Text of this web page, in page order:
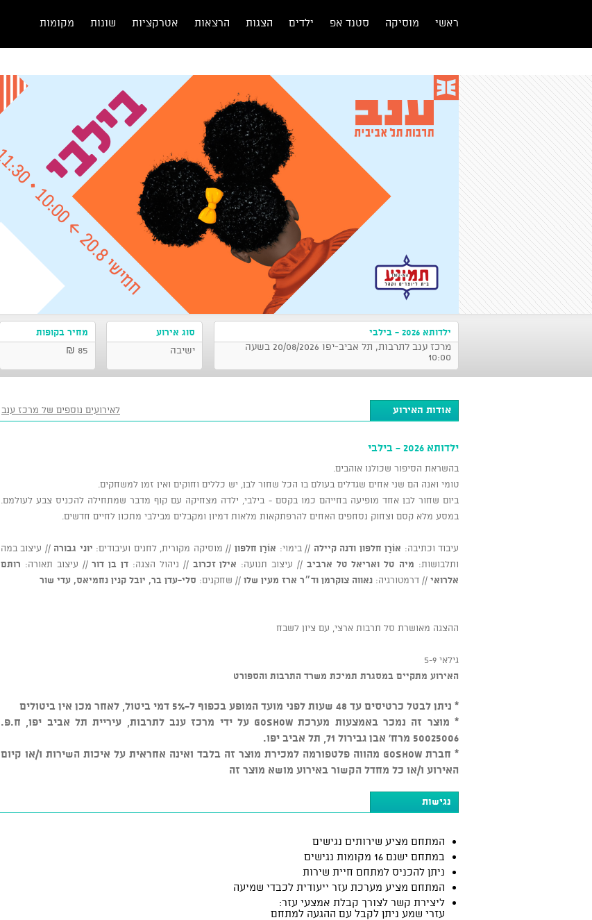
ראשי מוסיקה סטנד אפ ילדים הצגות הרצאות אטרקציות שונות מקומות
ילדותא 2026 - בילבי
מרכז ענב לתרבות, תל אביב-יפו 20/08/2026 בשעה
10:00
סוג אירוע
ישיבה
מחיר בקופות
85 ₪
אודות האירוע לאירועים נוספים של מרכז ענב
ילדותא 2026 - בילבי
בהשראת הסיפור שכולנו אוהבים.
טומי ואנה הם שני אחים שגדלים בעולם בו הכל שחור לבן, יש כללים וחוקים ואין זמן למשחקים.
ביום שחור לבן אחד מופיעה בחייהם כמו בקסם - בילבי, ילדה מצחיקה עם קוף מדבר שמתחילה להכניס צבע לעולמם.
במסע מלא קסם וצחוק נסחפים האחים להרפתקאות מלאות דמיון ומקבלים מבילבי מתכון לחיים חדשים.
עיבוד וכתיבה: אוֹרָן חלפון ודנה קיילה // בימוי: אוֹרָן חלפון // מוסיקה מקורית, לחנים ועיבודים: יוני גבורה // עיצוב במה
ותלבושות: מיה טל ואריאל טל ארביב // עיצוב תנועה: אילן זכרוב // ניהול הצגה: דן בן דור// עיצוב תאורה: רותם
אלרואי // דרמטורגיה: נאווה צוקרמן וד״ר ארז מעין שלו // שחקנים: סלי-עדן בר, יובל קנין נחמיאס, עדי שור
ההצגה מאושרת סל תרבות ארצי, עם ציון לשבח
גילאי 5-9
האירוע מתקיים במסגרת תמיכת משרד התרבות והספורט
* ניתן לבטל כרטיסים עד 48 שעות לפני מועד המופע בכפוף ל-5% דמי ביטול, לאחר מכן אין ביטולים
* מוצר זה נמכר באמצעות מערכת GOSHOW על ידי מרכז ענב לתרבות, עיריית תל אביב יפו, ח.פ.
50025006 מרח' אבן גבירול 71, תל אביב יפו.
* חברת GOSHOW מהווה פלטפורמה למכירת מוצר זה בלבד ואינה אחראית על איכות השירות ו/או קיום
האירוע ו/או כל מחדל הקשור באירוע מושא מוצר זה
נגישות
המתחם מציע שירותים נגישים
במתחם ישנם 16 מקומות נגישים
ניתן להכניס למתחם חיית שירות
המתחם מציע מערכת עזר ייעודית לכבדי שמיעה
ליצירת קשר לצורך קבלת אמצעי עזר:
עזרי שמע ניתן לקבל עם ההגעה למתחם